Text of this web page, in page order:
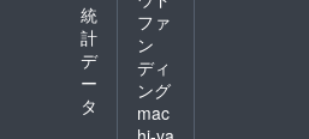
統
計
デ
ー
タ
ファ
ン
ディ
ング
mac